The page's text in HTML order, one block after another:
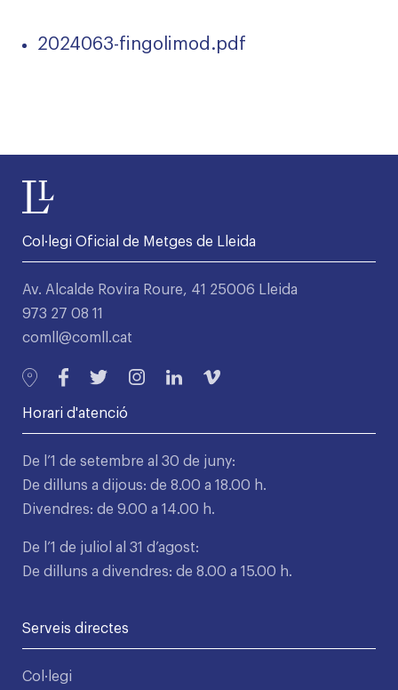
2024063-fingolimod.pdf
Col·legi Oficial de Metges de Lleida
Av. Alcalde Rovira Roure, 41 25006 Lleida
973 27 08 11
comll@comll.cat
Horari d'atenció
De l’1 de setembre al 30 de juny:
De dilluns a dijous: de 8.00 a 18.00 h.
Divendres: de 9.00 a 14.00 h.
De l’1 de juliol al 31 d’agost:
De dilluns a divendres: de 8.00 a 15.00 h.
Serveis directes
Col·legi